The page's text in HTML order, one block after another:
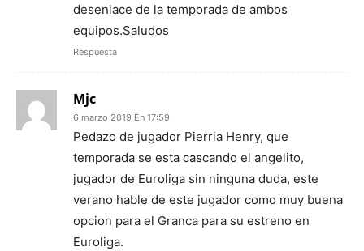
desenlace de la temporada de ambos
equipos.Saludos
Respuesta
Mjc
6 marzo 2019 En 17:59
Pedazo de jugador Pierria Henry, que
temporada se esta cascando el angelito,
jugador de Euroliga sin ninguna duda, este
verano hable de este jugador como muy buena
opcion para el Granca para su estreno en
Euroliga.